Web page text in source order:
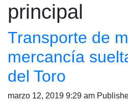
principal
Transporte de
mercancía
del Toro
marzo 12, 2019 9:29 am